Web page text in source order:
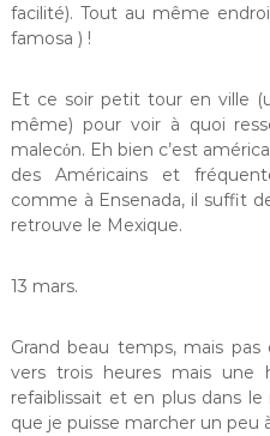
facilité). Tout au même
famosa ) !
Et ce soir petit tour en ville
même) pour voir à quoi
malecόn. Eh bien c’est
des Américains et
comme à Ensenada, il suffit
retrouve le Mexique.
13 mars.
Grand beau temps, mais
vers trois heures mais
refaiblissait et en plus dans
que je puisse marcher un peu